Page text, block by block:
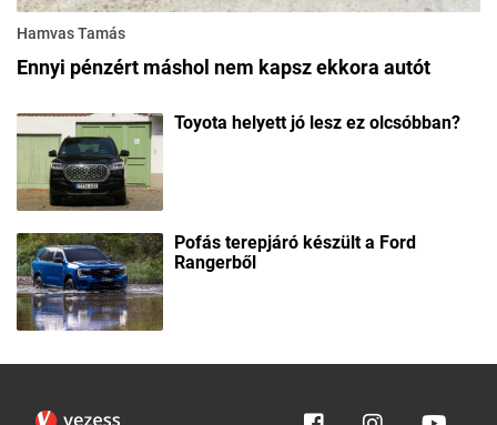
Hamvas Tamás
Ennyi pénzért máshol nem kapsz ekkora autót
Toyota helyett jó lesz ez olcsóbban?
Pofás terepjáró készült a Ford
Rangerből